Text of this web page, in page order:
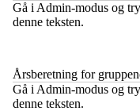
​Gå i Admin-modus og
denne teksten.
Årsberetning for
​Gå i Admin-modus og
denne teksten.